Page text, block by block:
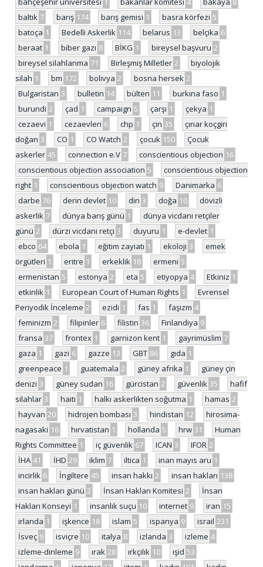
baltık 7 barış 174 barış gemisi 1 basra körfezi 5
batoça 1 Bedelli Askerlik 114 belarus 13 belçika 6
beraat 1 biber gazı 8 BİKG 1 bireysel başvuru 2
bireysel silahlanma 71 Birleşmiş Milletler 2
biyolojik
silah 1 bm 172 bolivya 2 bosna hersek 2
Bulgaristan 3 bulletin 14 bülten 11 burkina faso 1
burundi 2 çad 1 campaign 5 çarşı 1 çekya 1
cezaevi 1 cezaevleri 6 chp 1 çin 35
çınar koçgiri
doğan 3 CO 1 CO Watch 2 çocuk 150
Çocuk
askerler 45 connection e.V 7 conscientious objection 16
conscientious objection association 5
conscientious objection
right 1 conscientious objection watch 9 Danimarka 6
darbe 76 derin devlet 10 din 3 doğa 10
dövizli
askerlik 7 dünya barış günü 1
dünya vicdani retçiler
günü 2 dürzi vicdani retçi 3 duyuru 1 e-devlet 1
ebco 64 ebola 1 eğitim zayiatı 1 ekoloji 3
emek
örgütleri 1 eritre 1 erkeklik 18 ermeni 5
ermenistan 5 estonya 2 eta 5 etiyopya 4 Etkiniz 1
etkinlik 1 European Court of Human Rights 1
Evrensel
Periyodik İnceleme 2 ezidi 1 fas 1 faşizm 4
feminizm 2 filipinler 6 filistin 36 Finlandiya 9
fransa 37 frontex 1 garnizon kent 1 gayrimüslim 7
gaza 1 gazi 6 gazze 13 GBT 86 gıda 1
greenpeace 1 guatemala 2 güney afrika 1
güney çin
denizi 3 güney sudan 16 gürcistan 2 güvenlik 35
hafif
silahlar 3 haiti 1 halkı askerlikten soğutma 1 hamas 2
hayvan 20 hidrojen bombası 3 hindistan 12
hirosima-
nagasaki 16 hırvatistan 1 hollanda 5 hrw 31
Human
Rights Committee 1 iç güvenlik 67 ICAN 3 IFOR 2
İHA 41 İHD 29 iklim 7 iltica 1 inan mayıs aru 1
incirlik 6 İngiltere 45 insan hakkı 2 insan hakları 138
insan hakları günü 2 İnsan Hakları Komitesi 2
İnsan
Hakları Konseyi 1 insanlık suçu 10 internet 9 iran 15
irlanda 1 işkence 18 islam 5 ispanya 9 israil 231
İsveç 9 isviçre 10 italya 8 izlanda 3 izleme 4
izleme-dinleme 9 ırak 28 ırkçılık 10 ışid 53